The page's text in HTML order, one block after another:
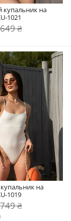
купальник на
1021
₴
на
1019
₴